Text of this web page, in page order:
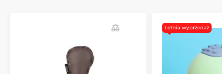
Zabawki dla psów Reedog
Do ciągnięcia
% Zabawki
Letnia wyprzedaż